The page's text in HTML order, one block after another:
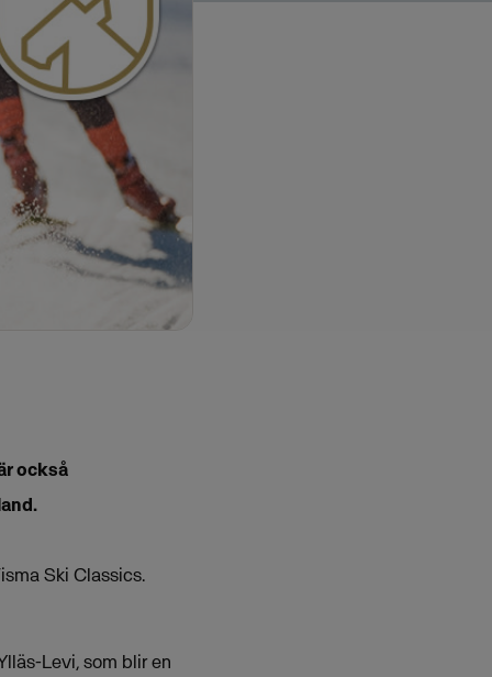
också
Ski Classics.
Levi, som blir en